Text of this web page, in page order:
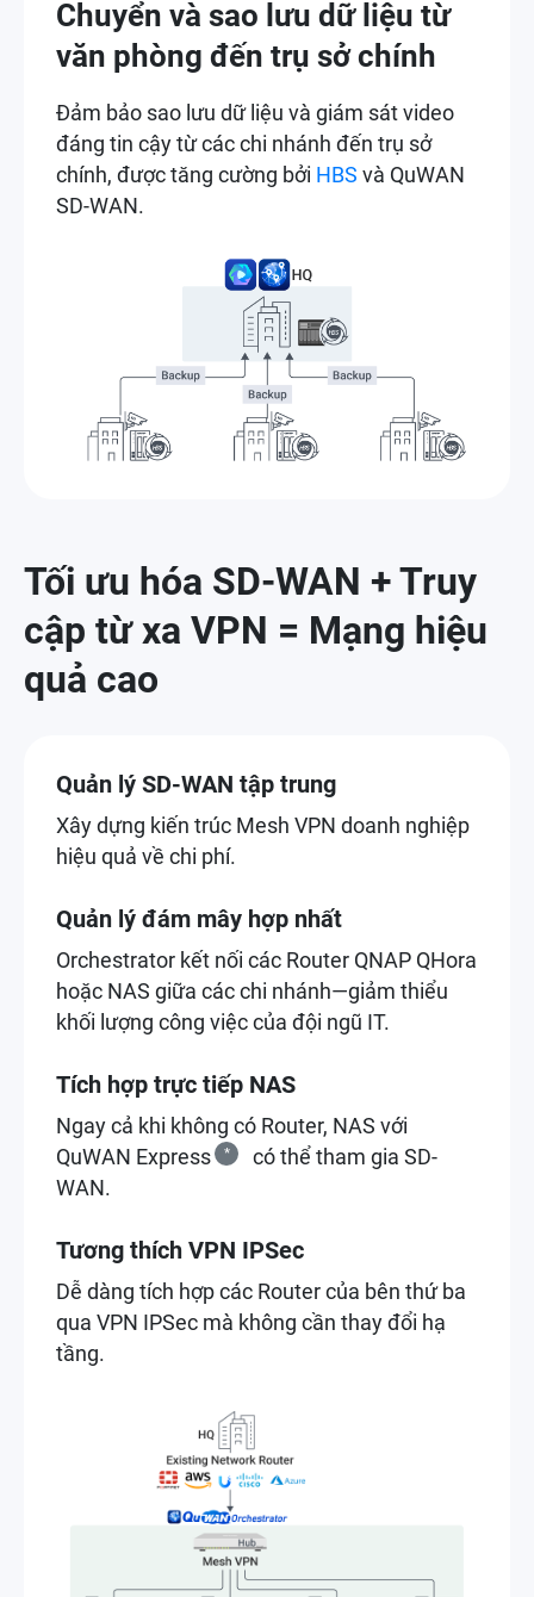
Chuyển và sao lưu dữ liệu từ
văn phòng đến trụ sở chính
Đảm bảo sao lưu dữ liệu và giám sát video
đáng tin cậy từ các chi nhánh đến trụ sở
chính, được tăng cường bởi HBS và QuWAN
SD-WAN.
Tối ưu hóa SD-WAN + Truy
cập từ xa VPN = Mạng hiệu
quả cao
Quản lý SD-WAN tập trung
Xây dựng kiến trúc Mesh VPN doanh nghiệp
hiệu quả về chi phí.
Quản lý đám mây hợp nhất
Orchestrator kết nối các Router QNAP QHora
hoặc NAS giữa các chi nhánh—giảm thiểu
khối lượng công việc của đội ngũ IT.
Tích hợp trực tiếp NAS
Ngay cả khi không có Router, NAS với
QuWAN Express
*
có thể tham gia SD-
WAN.
Tương thích VPN IPSec
Dễ dàng tích hợp các Router của bên thứ ba
qua VPN IPSec mà không cần thay đổi hạ
tầng.